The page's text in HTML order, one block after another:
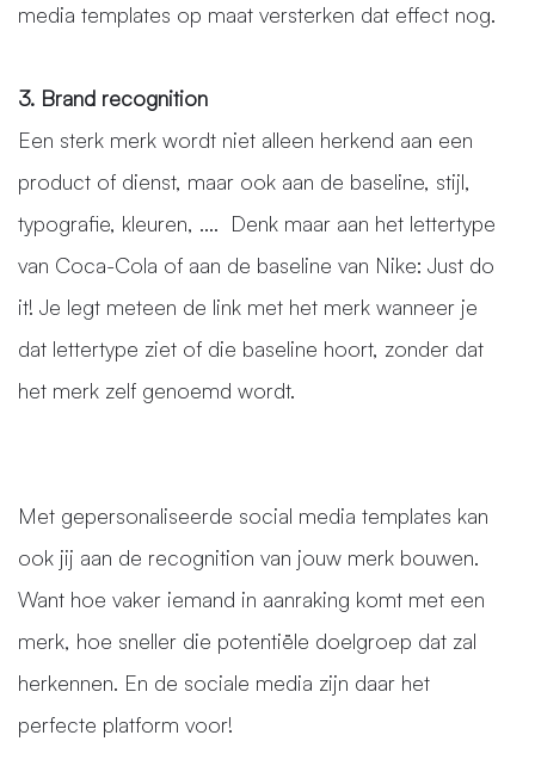
media templates op maat versterken dat effect nog.
3. Brand recognition
Een sterk merk wordt niet alleen herkend aan een
product of dienst, maar ook aan de baseline, stijl,
typografie, kleuren, .... Denk maar aan het lettertype
van Coca-Cola of aan de baseline van Nike: Just do
it! Je legt meteen de link met het merk wanneer je
dat lettertype ziet of die baseline hoort, zonder dat
het merk zelf genoemd wordt.
Met gepersonaliseerde social media templates kan
ook jij aan de recognition van jouw merk bouwen.
Want hoe vaker iemand in aanraking komt met een
merk, hoe sneller die potentiële doelgroep dat zal
herkennen. En de sociale media zijn daar het
perfecte platform voor!